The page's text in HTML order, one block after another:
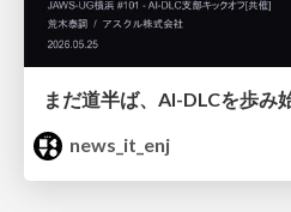
まだ道半ば、AI-DLCを歩み
news_it_enj